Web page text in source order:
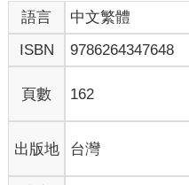
語言 中文繁體
ISBN
9786264347648
頁數 162
出版地 台灣